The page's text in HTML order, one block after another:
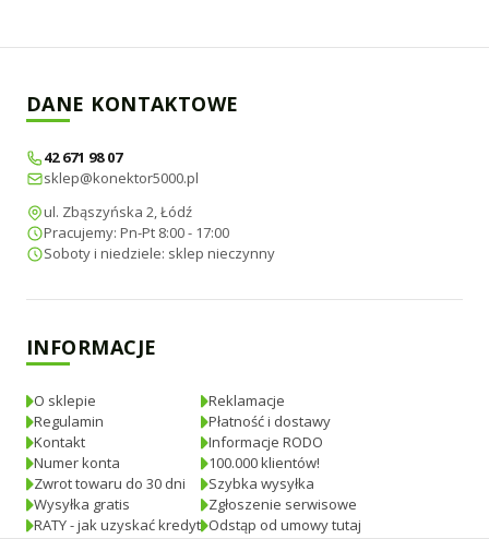
DANE KONTAKTOWE
42 671 98 07
sklep@konektor5000.pl
ul. Zbąszyńska 2, Łódź
Pracujemy: Pn-Pt 8:00 - 17:00
Soboty i niedziele: sklep nieczynny
INFORMACJE
O sklepie
Regulamin
Kontakt
Numer konta
Zwrot towaru do 30 dni
Wysyłka gratis
RATY - jak uzyskać kredyt
Reklamacje
Płatność i dostawy
Informacje RODO
100.000 klientów!
Szybka wysyłka
Zgłoszenie serwisowe
Odstąp od umowy tutaj